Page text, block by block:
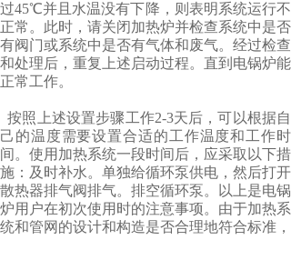
过45℃并且水温没有下降，则表明系统运行不
正常。此时，请关闭加热炉并检查系统中是否
有阀门或系统中是否有气体和废气。经过检查
和处理后，重复上述启动过程。直到电锅炉能
正常工作。
按照上述设置步骤工作2-3天后，可以根据自
己的温度需要设置合适的工作温度和工作时
间。使用加热系统一段时间后，应采取以下措
施：及时补水。单独给循环泵供电，然后打开
散热器排气阀排气。排空循环泵。以上是电锅
炉用户在初次使用时的注意事项。由于加热系
统和管网的设计和构造是否合理地符合标准，